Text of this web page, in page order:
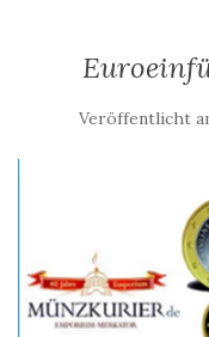
Veröffentlicht